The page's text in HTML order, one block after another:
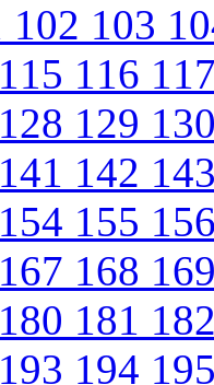
102 103
115 116
128 129
141 142
154 155
167 168
180 181
193 194